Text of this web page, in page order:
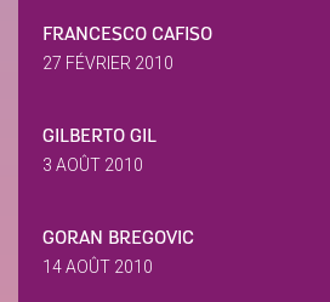
FRANCESCO CAFISO
27 FÉVRIER 2010
GILBERTO GIL
3 AOÛT 2010
GORAN BREGOVIC
14 AOÛT 2010